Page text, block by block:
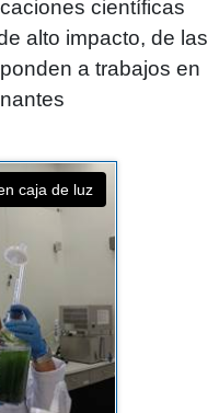
científicas
alto impacto, de las
a trabajos en
caja de luz